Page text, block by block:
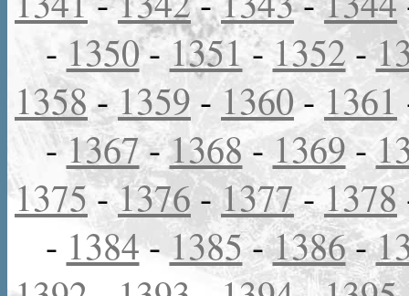
- 1350-1351- 1352-
1358-1359 -1360- 1361
-1367-1368- 1369-
1375-1376-1377-1378
- 1384- 1385-1386-